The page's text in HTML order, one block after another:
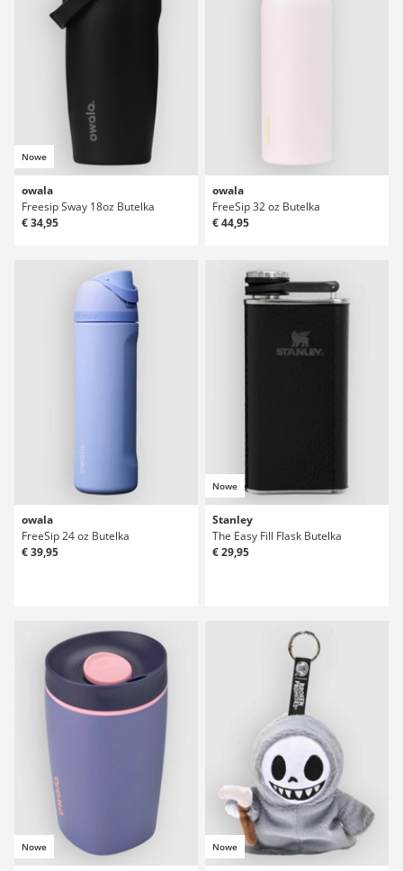
Nowe
owala
Freesip Sway 18oz Butelka
€ 34,95
owala
FreeSip 32 oz Butelka
€ 44,95
owala
FreeSip 24 oz Butelka
€ 39,95
Nowe
Stanley
The Easy Fill Flask Butelka
€ 29,95
Nowe Nowe